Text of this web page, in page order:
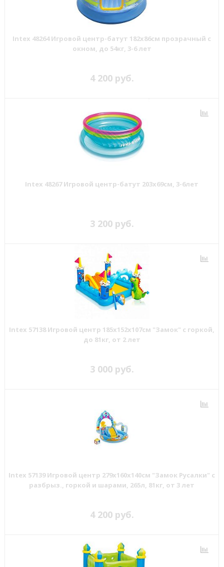
Intex 48264 Игровой центр-батут 182х86см прозрачный с
окном, до 54кг, 3-6 лет
4 200 руб.
Intex 48267 Игровой центр-батут 203х69см, 3-6лет
3 200 руб.
Intex 57138 Игровой центр 185х152х107см "Замок" с горкой,
до 81кг, от 2 лет
3 000 руб.
Intex 57139 Игровой центр 279х160х140см "Замок Русалки" с
разбрыз., горкой и шарами, 265л, 81кг, от 3 лет
4 200 руб.